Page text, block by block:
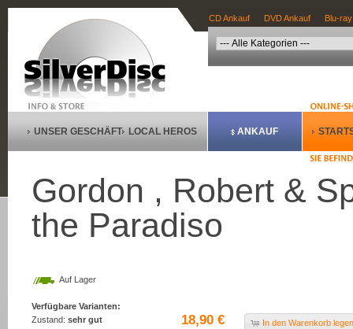
CD Ankauf DVD Ankauf Blu-
UNSER GESCHÄFT LOCAL HEROS ANKAUF
Gordon , Robert &
the Paradiso
Auf Lager
Verfügbare Varianten:
Zustand: sehr gut 18,90 € In den Warenkorb